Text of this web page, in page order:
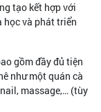
tạo kết hợp với
học và phát triển
gồm đầy đủ tiện
như một quán cà
massage,… (tùy